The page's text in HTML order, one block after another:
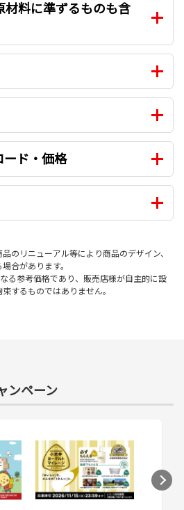
材料に準ずるものも含
ード・価格
のリニューアル等により商品のデザイン、
合があります。
る参考価格であり、販売店様が自主的に設
するものではありません。
ンペーン
次のスライドへ